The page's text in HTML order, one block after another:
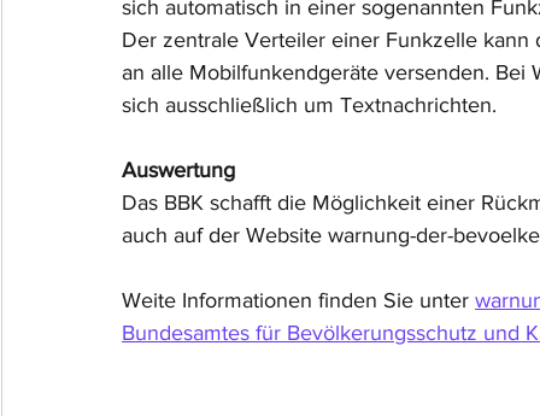
sich automatisch in einer sogenannten
Der zentrale Verteiler einer Funkzelle
an alle Mobilfunkendgeräte versenden.
sich ausschließlich um Textnachrichten.
Auswertung
Das BBK schafft die Möglichkeit einer
auch auf der Website warnung-der-
Weite Informationen finden Sie unter
Bundesamtes für Bevölkerungsschutz und